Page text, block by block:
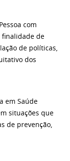
com
finalidade de
de políticas,
dos
em Saúde
situações que
de prevenção,